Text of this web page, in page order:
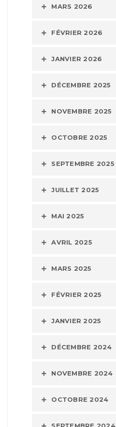
MARS 2026
FÉVRIER 2026
JANVIER 2026
DÉCEMBRE 2025
NOVEMBRE 2025
OCTOBRE 2025
SEPTEMBRE 2025
JUILLET 2025
MAI 2025
AVRIL 2025
MARS 2025
FÉVRIER 2025
JANVIER 2025
DÉCEMBRE 2024
NOVEMBRE 2024
OCTOBRE 2024
SEPTEMBRE 2024